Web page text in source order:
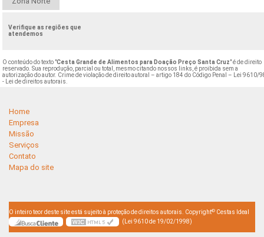
Verifique as regiões que
atendemos
O conteúdo do texto "Cesta Grande de Alimentos para Doação Preço Santa Cruz" é de direito
reservado. Sua reprodução, parcial ou total, mesmo citando nossos links, é proibida sem a
autorização do autor. Crime de violação de direito autoral – artigo 184 do Código Penal –
Lei 9610/
- Lei de direitos autorais
Home
Empresa
Missão
Serviços
Contato
Mapa do site
O inteiro teor deste site está sujeito à proteção de direitos autorais. Copyright© Cestas Ideal
(Lei 9610 de 19/02/1998)